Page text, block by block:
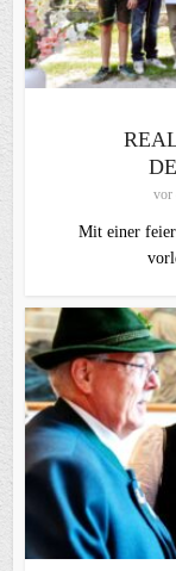
vor
Mit einer